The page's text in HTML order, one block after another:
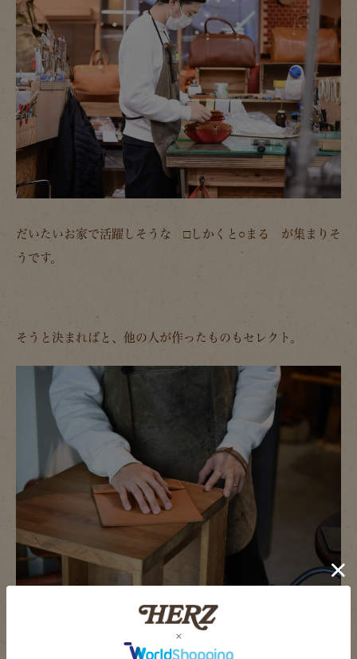
だいたいお家で活躍しそうな □しかくと○まる が集まりそ
うです。
そうと決まればと、他の人が作ったものもセレクト。